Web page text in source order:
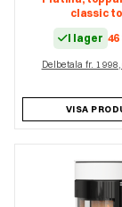
classic
I lager 46
Delbetala fr. 1
VISA